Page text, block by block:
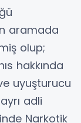
aramada
olup;
hakkında
uyuşturucu
adli
Narkotik